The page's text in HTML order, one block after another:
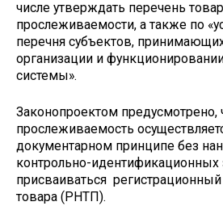
числе утверждать перечень
прослеживаемости, а также по
перечня субъектов,
организации и
системы».
Законопроектом предусмотрено,
прослеживаемость
документарном принципе без
контрольно-идентификационных
присваиваться
товара (РНТП).